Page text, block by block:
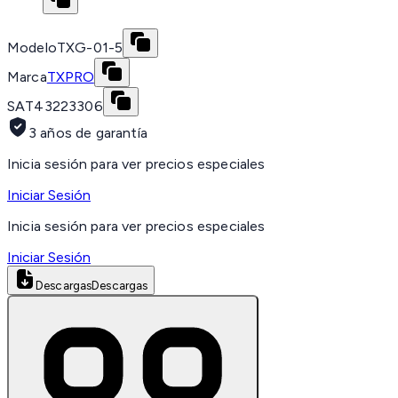
ModeloTXG-01-5
MarcaTXPRO
SAT43223306
3 años de garantía
Inicia sesión para ver precios especiales
Iniciar Sesión
Inicia sesión para ver precios especiales
Iniciar Sesión
DescargasDescargas